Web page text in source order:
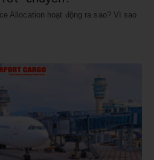
Allocation hoạt động ra sao? Vì sao